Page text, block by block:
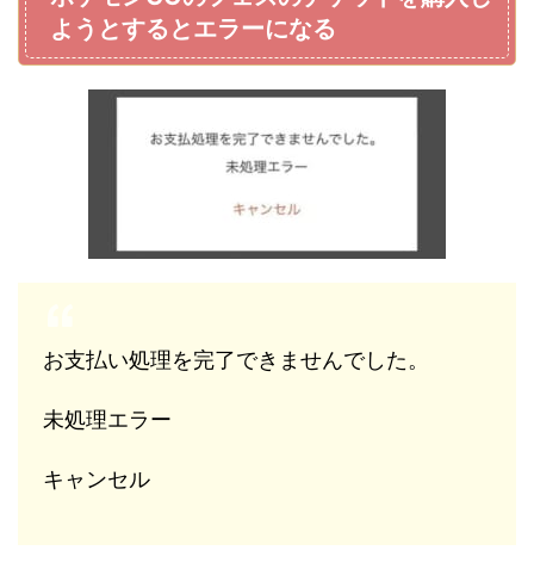
ようとするとエラーになる
お支払い処理を完了できませんでした。
未処理エラー
キャンセル